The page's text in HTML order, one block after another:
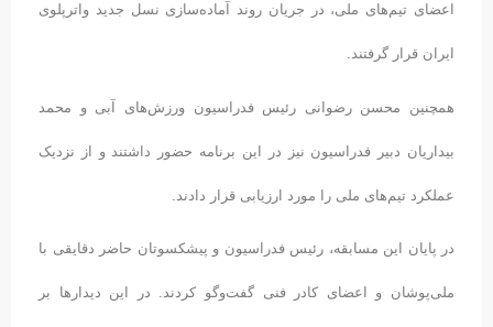
اعضای تیم‌های ملی، در جریان روند آماده‌سازی نسل جدید واترپلوی
ایران قرار گرفتند.
همچنین محسن رضوانی رئیس فدراسیون ورزش‌های آبی و محمد
بیداریان دبیر فدراسیون نیز در این برنامه حضور داشتند و از نزدیک
عملکرد تیم‌های ملی را مورد ارزیابی قرار دادند.
در پایان این مسابقه، رئیس فدراسیون و پیشکسوتان حاضر دقایقی با
ملی‌پوشان و اعضای کادر فنی گفت‌وگو کردند. در این دیدارها بر